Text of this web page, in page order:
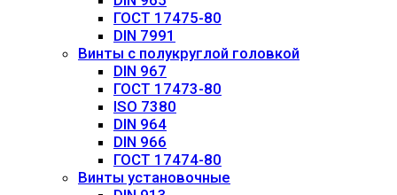
ГОСТ 17475-80
DIN 7991
Винты с полукруглой головкой
DIN 967
ГОСТ 17473-80
ISO 7380
DIN 964
DIN 966
ГОСТ 17474-80
Винты установочные